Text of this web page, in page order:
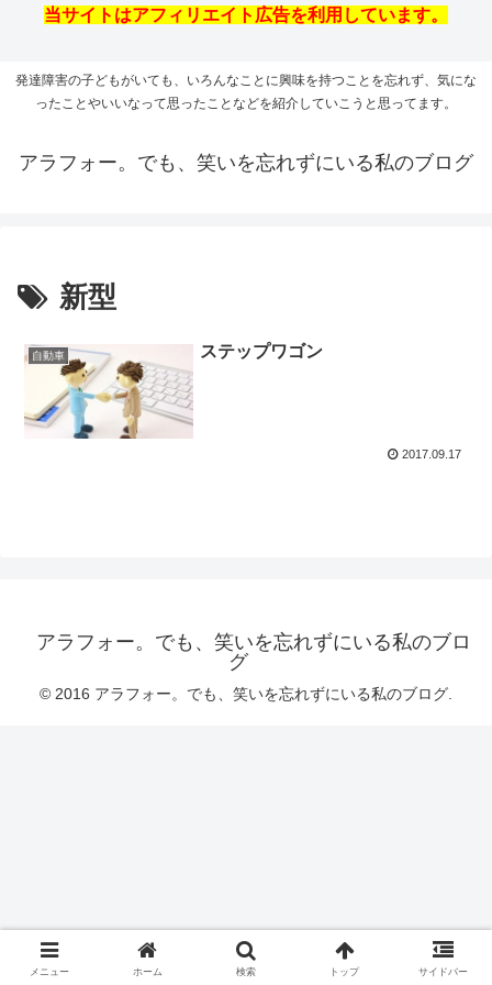
当サイトはアフィリエイト広告を利用しています。
発達障害の子どもがいても、いろんなことに興味を持つことを忘れず、気にな
ったことやいいなって思ったことなどを紹介していこうと思ってます。
アラフォー。でも、笑いを忘れずにいる私のブログ
新型
自動車 ステップワゴン
2017.09.17
アラフォー。でも、笑いを忘れずにいる私のブロ
グ
© 2016 アラフォー。でも、笑いを忘れずにいる私のブログ.
メニュー ホーム 検索 トップ サイドバー